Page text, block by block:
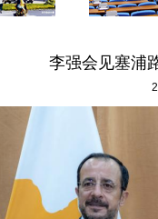
李强会见塞浦